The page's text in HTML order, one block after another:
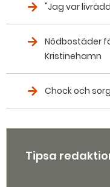
"Jag var
Nödbostäder
Kristinehamn
Chock och
Tipsa